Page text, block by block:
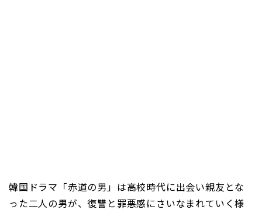
韓国ドラマ「赤道の男」は高校時代に出会い親友とな
った二人の男が、復讐と罪悪感にさいなまれていく様